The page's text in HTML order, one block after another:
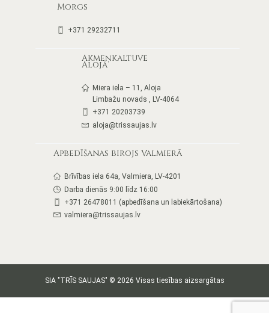
Morgs
+371 29232711
Akmeņkaltuve
Alojā
Miera iela – 11, Aloja
Limbažu novads , LV-4064
+371 20203739
aloja@trissaujas.lv
Apbedīšanas birojs Valmierā
Brīvības iela 64a, Valmiera, LV-4201
Darba dienās 9:00 līdz 16:00
+371 26478011 (apbedīšana un labiekārtošana)
valmiera@trissaujas.lv
SIA "TRĪS SAUJAS" © 2026 Visas tiesības aizsargātas